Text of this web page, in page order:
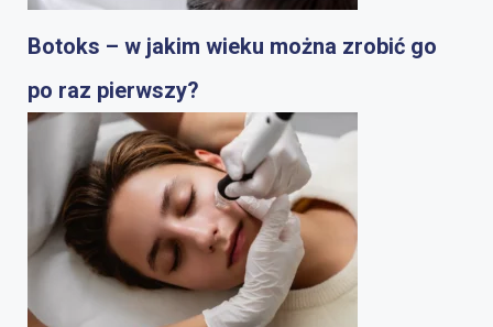
Botoks – w jakim wieku można zrobić go
po raz pierwszy?